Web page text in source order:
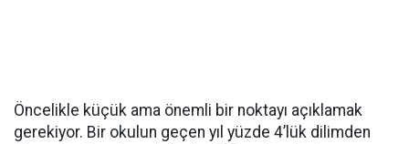
Öncelikle küçük ama önemli bir noktayı açıklamak
gerekiyor. Bir okulun geçen yıl yüzde 4’lük dilimden